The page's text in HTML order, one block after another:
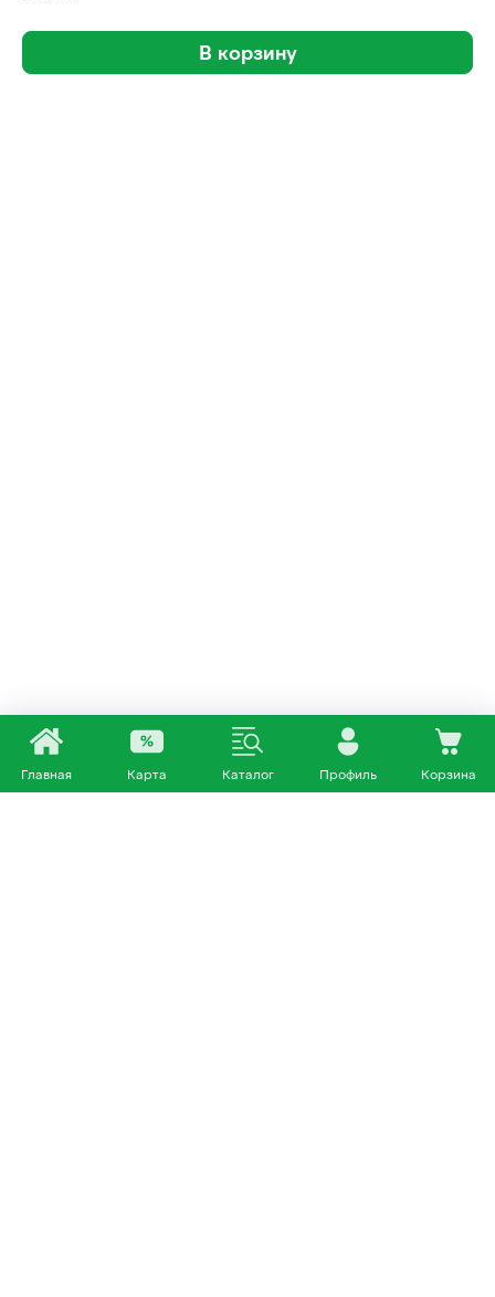
В корзину
Главная Карта Каталог Профиль Корзина